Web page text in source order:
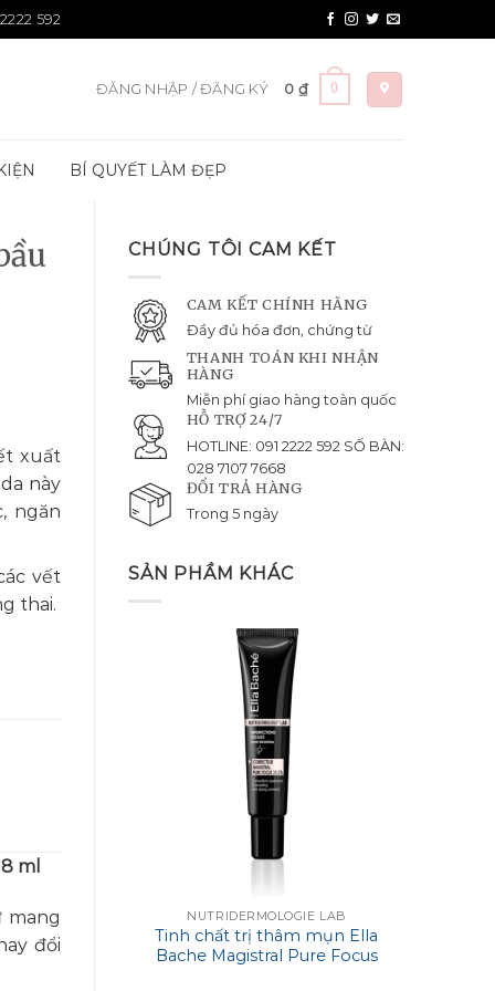
592
ĐĂNG NHẬP / ĐĂNG KÝ 0 ₫ 0
BÍ QUYẾT LÀM ĐẸP
CHÚNG TÔI CAM KẾT
CAM KẾT CHÍNH HÃNG
Đầy đủ hóa đơn, chứng từ
THANH TOÁN KHI NHẬN
HÀNG
Miễn phí giao hàng toàn quốc
HỖ TRỢ 24/7
HOTLINE: 091 2222 592 SỐ BÀN:
028 7107 7668
ĐỔI TRẢ HÀNG
Trong 5 ngày
SẢN PHẦM KHÁC
NUTRIDERMOLOGIE LAB
Tinh chất trị thâm mụn Ella
Bache Magistral Pure Focus
xuất
này
ngăn
vết
thai.
ml
mang
đổi